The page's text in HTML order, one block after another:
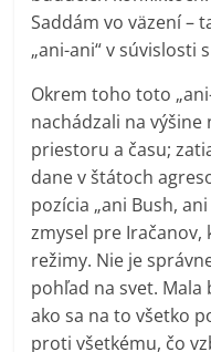
Saddám vo väzení –
„ani-ani“ v súvislosti
Okrem toho toto
nachádzali na
priestoru a času;
dane v štátoch
pozícia „ani Bush,
zmysel pre
režimy. Nie je
pohľad na svet. Mala
ako sa na to všetko
proti všetkému, čo